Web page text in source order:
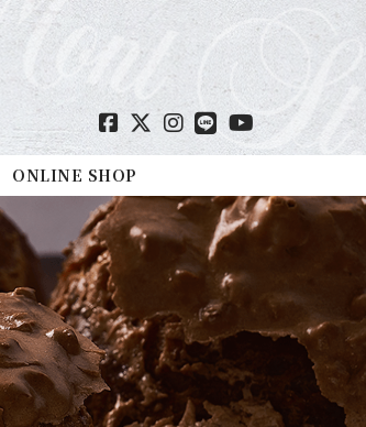
ONLINE SHOP